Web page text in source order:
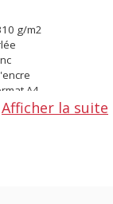
g/m2
A4
Afficher la suite